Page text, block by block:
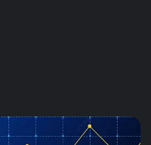
مطالبات
البطالة